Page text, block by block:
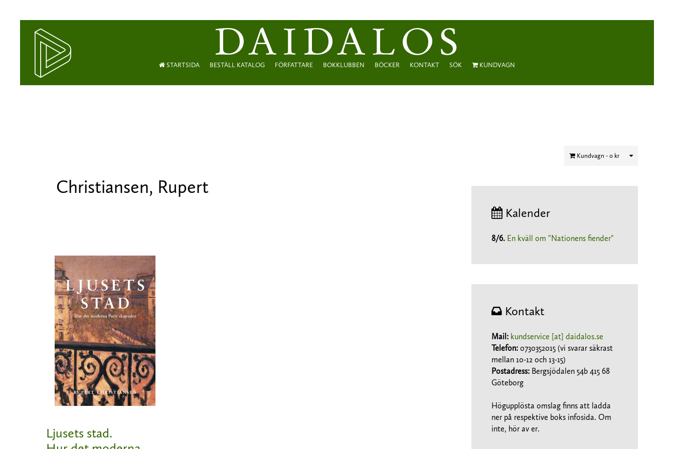
STARTSIDA BESTÄLL KATALOG FÖRFATTARE BOKKLUBBEN BÖCKER KONTAKT SÖK KUNDVAGN
Christiansen, Rupert
Ljusets stad.
Kundvagn - 0 kr
Kalender
8/6. En kväll om "Nationens fiender"
Kontakt
Mail: kundservice [at] daidalos.se
Telefon: 0730352015 (vi svarar säkrast
mellan 10-12 och 13-15)
Postadress: Bergsjödalen 54b 415 68
Göteborg
Högupplösta omslag finns att ladda
ner på respektive boks infosida. Om
inte, hör av er.